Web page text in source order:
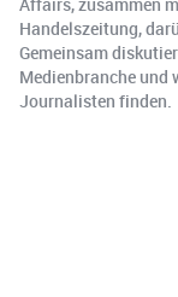
Handelszeitung,
Gemeinsam
Medienbranche und
Journalisten finden.